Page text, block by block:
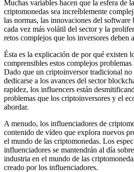
Muchas variables hacen que la esfera de
criptomonedas sea increíblemente
las normas, las innovaciones del
cada vez más volátil del sector y la
retos complejos que los inversores deben
Ésta es la explicación de por qué existen
comprensibles estos complejos
Dado que un criptoinversor tradicional no
dedicarse a los avances del sector
rapidez, los influencers están
problemas que los criptoinversores y el
abordar.
A menudo, los influenciadores de
contenido de vídeo que explora nuevos
el mundo de las criptomonedas. Los
influenciadores se mantendrán al día
industria en el mundo de las
creado por los influenciadores.